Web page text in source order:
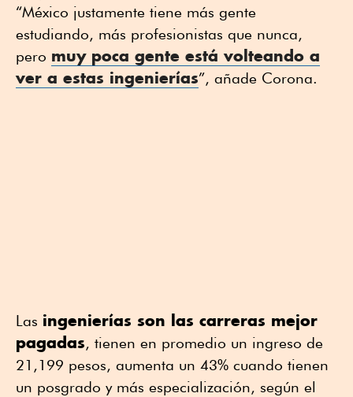
“México justamente tiene más gente
estudiando, más profesionistas que nunca,
pero muy poca gente está volteando a
ver a estas ingenierías”, añade Corona.
Las ingenierías son las carreras mejor
pagadas, tienen en promedio un ingreso de
21,199 pesos, aumenta un 43% cuando tienen
un posgrado y más especialización, según el